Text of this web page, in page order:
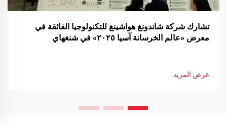
تشارك شركة شاندونغ هواشينغ للتكنولوجيا الفائقة في
معرض «عالم الخرسانة آسيا ٢٠٢٥» في شنغهاي
عرض المزيد